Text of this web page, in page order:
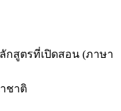
กสูตรที่เปิดสอน (ภาษา
ชาติ